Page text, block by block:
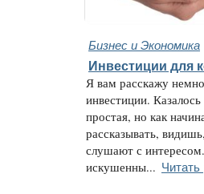
Бизнес и Экономика
Инвестиции для
Я вам расскажу
инвестиции.
простая, но как
рассказывать,
слушают с
искушенны... Читать